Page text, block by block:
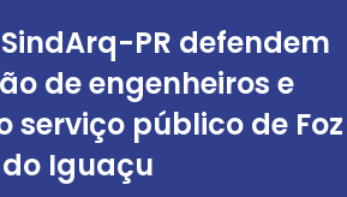
PR defendem
de engenheiros e
serviço público de Foz
do Iguaçu
PR defendem
de engenheiros e
serviço público de Foz
do Iguaçu
PR defendem
de engenheiros e
serviço público de Foz
do Iguaçu